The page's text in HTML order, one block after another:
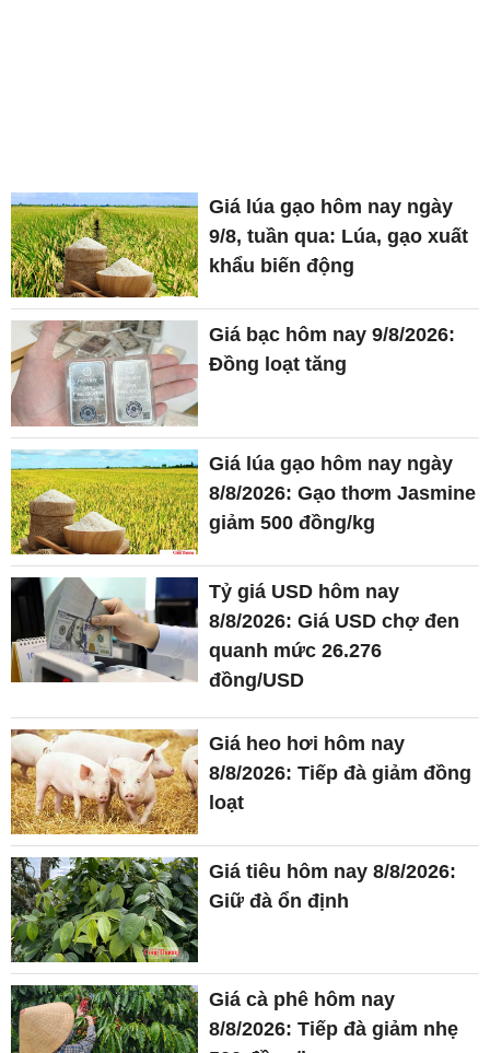
Giá lúa gạo hôm nay ngày
9/8, tuần qua: Lúa, gạo xuất
khẩu biến động
Giá bạc hôm nay 9/8/2026:
Đồng loạt tăng
Giá lúa gạo hôm nay ngày
8/8/2026: Gạo thơm Jasmine
giảm 500 đồng/kg
Tỷ giá USD hôm nay
8/8/2026: Giá USD chợ đen
quanh mức 26.276
đồng/USD
Giá heo hơi hôm nay
8/8/2026: Tiếp đà giảm đồng
loạt
Giá tiêu hôm nay 8/8/2026:
Giữ đà ổn định
Giá cà phê hôm nay
8/8/2026: Tiếp đà giảm nhẹ